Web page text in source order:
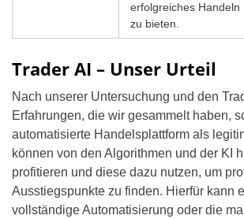
erfolgreiches Handeln
zu bieten.
Trader AI – Unser Urteil
Nach unserer Untersuchung und den
Erfahrungen, die wir gesammelt haben,
automatisierte Handelsplattform als
können von den Algorithmen und der KI
profitieren und diese dazu nutzen, um
Ausstiegspunkte zu finden. Hierfür kann
vollständige Automatisierung oder die